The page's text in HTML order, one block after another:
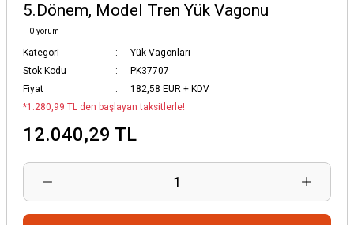
5.Dönem, Model Tren Yük Vagonu
0 yorum
Kategori
Yük Vagonları
Stok Kodu
PK37707
Fiyat
182,58 EUR + KDV
*1.280,99 TL den başlayan taksitlerle!
12.040,29 TL